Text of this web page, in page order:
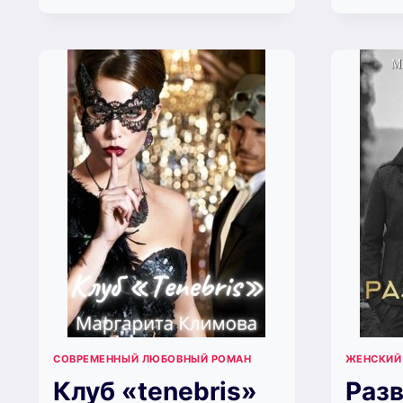
1
(МАРГАРИТА
КЛИМОВА)
СОВРЕМЕННЫЙ ЛЮБОВНЫЙ РОМАН
Клуб «tenebris»